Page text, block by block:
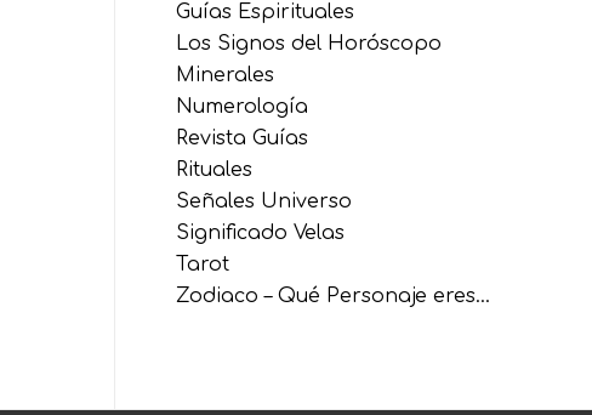
Guías Espirituales
Los Signos del Horóscopo
Minerales
Numerología
Revista Guías
Rituales
Señales Universo
Significado Velas
Tarot
Zodiaco – Qué Personaje eres…